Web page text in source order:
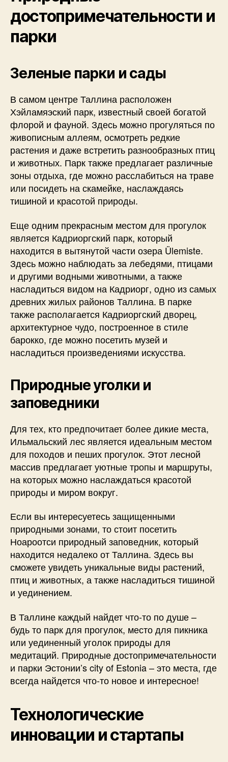
достопримечательности и
парки
Зеленые парки и сады
В самом центре Таллина расположен
Хэйламяэский парк, известный своей богатой
флорой и фауной. Здесь можно прогуляться по
живописным аллеям, осмотреть редкие
растения и даже встретить разнообразных птиц
и животных. Парк также предлагает различные
зоны отдыха, где можно расслабиться на траве
или посидеть на скамейке, наслаждаясь
тишиной и красотой природы.
Еще одним прекрасным местом для прогулок
является Кадриоргский парк, который
находится в вытянутой части озера Ülemiste.
Здесь можно наблюдать за лебедями, птицами
и другими водными животными, а также
насладиться видом на Кадриорг, одно из самых
древних жилых районов Таллина. В парке
также располагается Кадриоргский дворец,
архитектурное чудо, построенное в стиле
барокко, где можно посетить музей и
насладиться произведениями искусства.
Природные уголки и
заповедники
Для тех, кто предпочитает более дикие места,
Ильмальский лес является идеальным местом
для походов и пеших прогулок. Этот лесной
массив предлагает уютные тропы и маршруты,
на которых можно наслаждаться красотой
природы и миром вокруг.
Если вы интересуетесь защищенными
природными зонами, то стоит посетить
Ноароотси природный заповедник, который
находится недалеко от Таллина. Здесь вы
сможете увидеть уникальные виды растений,
птиц и животных, а также насладиться тишиной
и уединением.
В Таллине каждый найдет что-то по душе –
будь то парк для прогулок, место для пикника
или уединенный уголок природы для
медитаций. Природные достопримечательности
и парки Эстонии’s city of Estonia – это места, где
всегда найдется что-то новое и интересное!
Технологические
инновации и стартапы